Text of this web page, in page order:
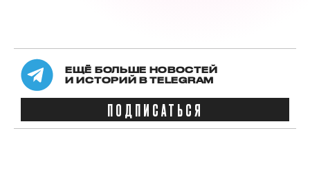
ЕЩЁ БОЛЬШЕ НОВОСТЕЙ
И ИСТОРИЙ В TELEGRAM
ПОДПИСАТЬСЯ